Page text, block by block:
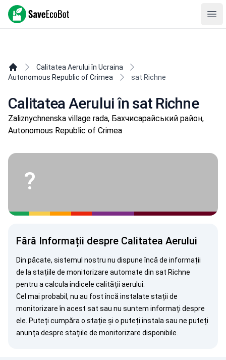
SaveEcoBot
Calitatea Aerului în Ucraina
Autonomous Republic of Crimea
sat Richne
Calitatea Aerului în sat Richne
Zaliznychnenska village rada, Бахчисарайський район,
Autonomous Republic of Crimea
?
Fără Informații despre Calitatea Aerului
Din păcate, sistemul nostru nu dispune încă de informații
de la stațiile de monitorizare automate din sat Richne
pentru a calcula indicele calității aerului.
Cel mai probabil, nu au fost încă instalate stații de
monitorizare în acest sat sau nu suntem informați despre
ele. Puteți cumpăra o stație și o puteți instala sau ne puteți
anunța despre stațiile de monitorizare disponibile.